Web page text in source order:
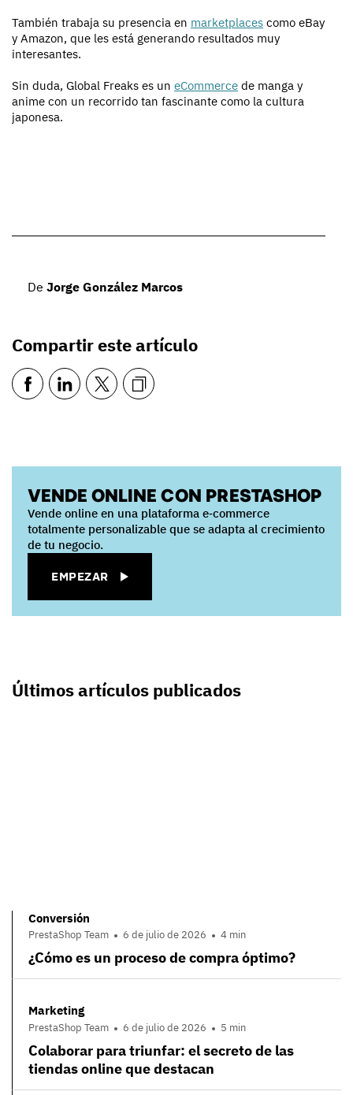
También trabaja su presencia en marketplaces como eBay
y Amazon, que les está generando resultados muy
interesantes.
Sin duda, Global Freaks es un eCommerce de manga y
anime con un recorrido tan fascinante como la cultura
japonesa.
De Jorge González Marcos
Compartir este artículo
VENDE ONLINE CON PRESTASHOP
Vende online en una plataforma e‑commerce
totalmente personalizable que se adapta al crecimiento
de tu negocio.
EMPEZAR
Últimos artículos publicados
Conversión
PrestaShop Team 6 de julio de 2026 4 min
¿Cómo es un proceso de compra óptimo?
Marketing
PrestaShop Team 6 de julio de 2026 5 min
Colaborar para triunfar: el secreto de las
tiendas online que destacan